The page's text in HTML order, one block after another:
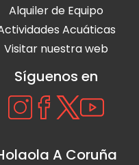
Alquiler de Equipo
Acuáticas
Visitar nuestra web
Síguenos en
A Coruña